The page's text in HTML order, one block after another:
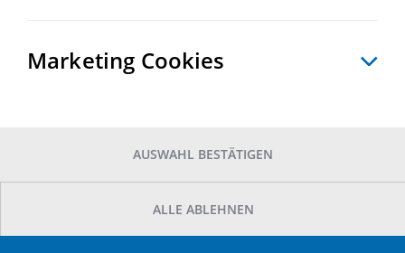
Prod.-/Lagerfläche
Marketing Cookies
AUSWAHL BESTÄTIGEN
ALLE ABLEHNEN